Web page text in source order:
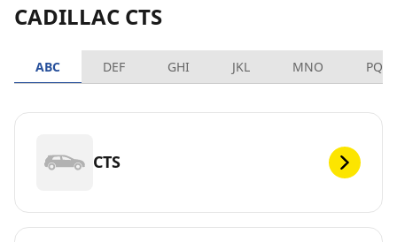
CADILLAC CTS
ABC DEF GHI JKL MNO PQRS
CTS